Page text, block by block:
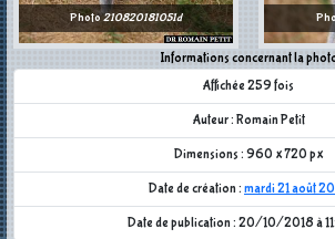
Photo210820181051d
Informations concernant la
Affichée 259 fois
Auteur : Romain Petit
Dimensions : 960 x 720 px
Date de création : mardi 21 août
Date de publication : 20/10/2018 à